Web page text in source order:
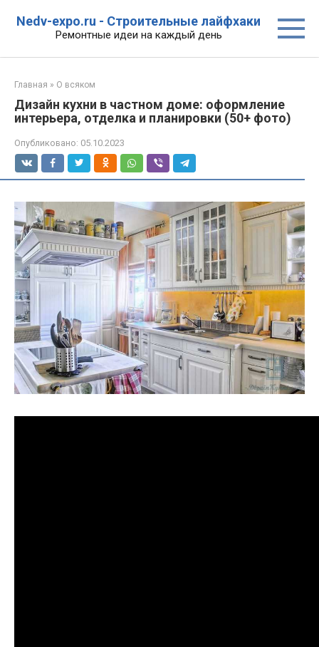
Nedv-expo.ru - Строительные лайфхаки
Ремонтные идеи на каждый день
Главная » О всяком
Дизайн кухни в частном доме: оформление
интерьера, отделка и планировки (50+ фото)
Опубликовано: 05.10.2023